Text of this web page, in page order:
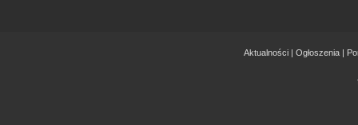
Aktualności| Ogłoszenia|